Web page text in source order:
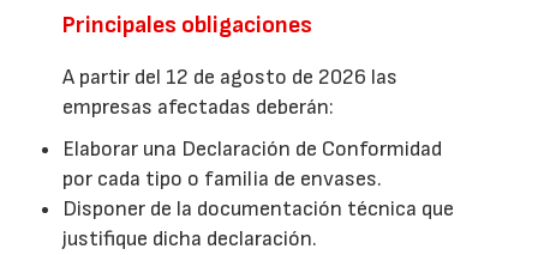
Principales obligaciones
A partir del 12 de agosto de 2026 las
empresas afectadas deberán:
Elaborar una Declaración de Conformidad
por cada tipo o familia de envases.
Disponer de la documentación técnica que
justifique dicha declaración.